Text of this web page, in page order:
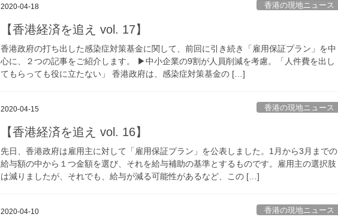
2020-04-18 香港の現地ニュース
【香港経済を追え vol. 17】
香港政府の打ち出した感染症対策基金に関して、前回に引き続き「雇用保証プラン」を中
心に、２つの記事をご紹介します。 ▶︎中小企業の9割が人員削減を考慮。「人件費を出し
てもらっても役に立たない」 香港政府は、感染症対策基金の […]
2020-04-15 香港の現地ニュース
【香港経済を追え vol. 16】
先日、香港政府は雇用主に対して「雇用保証プラン」を公表しました。1月から3月までの
給与額の中から１つ金額を選び、それを給与補助の基準とするものです。雇用主の選択肢
は減りましたが、それでも、給与が減る可能性があるなど、この […]
2020-04-10 香港の現地ニュース